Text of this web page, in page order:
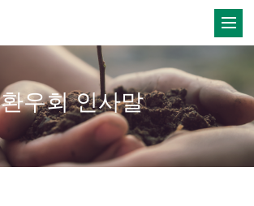
환우회 인사말